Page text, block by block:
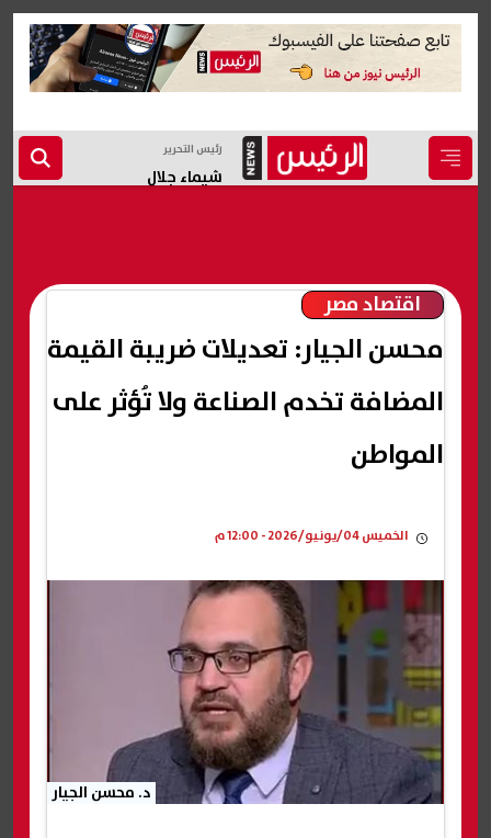
رئيس التحرير
شيماء جلال
اقتصاد مصر
محسن الجيار: تعديلات ضريبة القيمة
المضافة تخدم الصناعة ولا تُؤثر على
المواطن
الخميس 04/يونيو/2026 - 12:00 م
د. محسن الجيار